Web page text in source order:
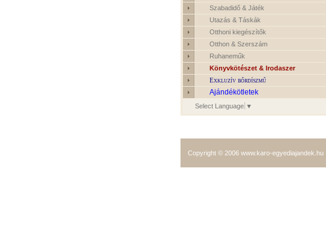
Szabadidő & Játék
Utazás & Táskák
Otthoni kiegészítők
Otthon & Szerszám
Ruhaneműk
Könyvkötészet & Irodaszer
Exkluzív bőrdíszmű
Ajándékötletek
Select Language ▼
Copyright © 2006 www.karo-egyediajandek.hu